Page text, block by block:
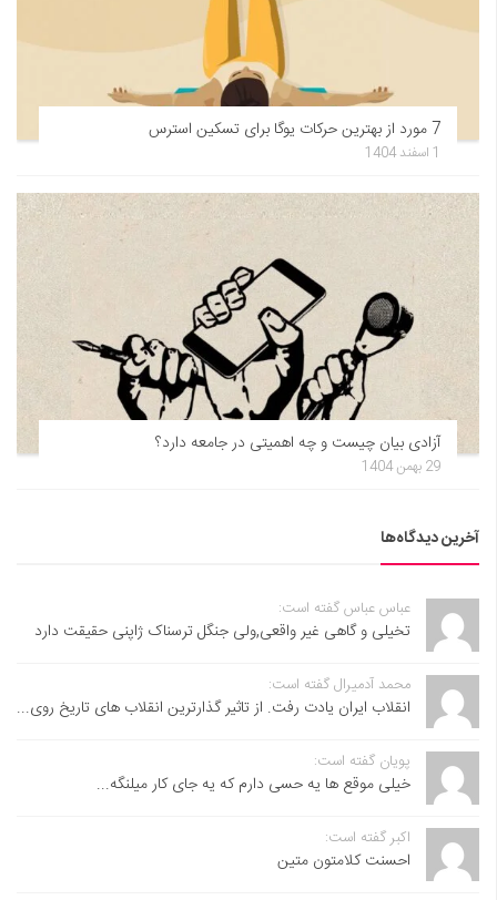
7 مورد از بهترین حرکات یوگا برای تسکین استرس
1 اسفند 1404
آزادی بیان چیست و چه اهمیتی در جامعه دارد؟
29 بهمن 1404
آخرین دیدگاه‌ها
عباس عباس گفته است:
تخیلی و گاهی غیر واقعی,ولی جنگل ترسناک ژاپنی حقیقت دارد
محمد آدمیرال گفته است:
انقلاب ایران یادت رفت. از تاثیر گذارترین انقلاب های تاریخ روی...
پویان گفته است:
خیلی موقع ها یه حسی دارم که یه جای کار میلنگه...
اکبر گفته است:
احسنت ‌کلامتون متین